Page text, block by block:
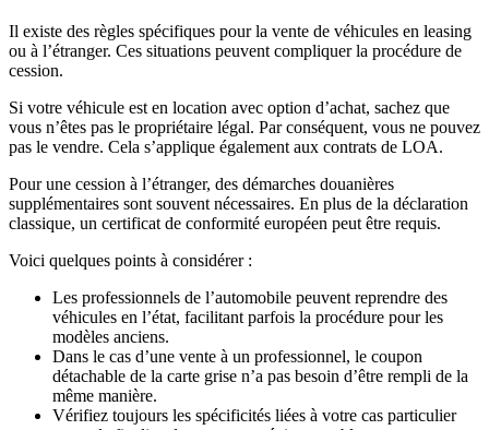
Il existe des règles spécifiques pour la vente de véhicules en leasing
ou à l’étranger. Ces situations peuvent compliquer la procédure de
cession.
Si votre véhicule est en location avec option d’achat, sachez que
vous n’êtes pas le propriétaire légal. Par conséquent, vous ne pouvez
pas le vendre. Cela s’applique également aux contrats de LOA.
Pour une cession à l’étranger, des démarches douanières
supplémentaires sont souvent nécessaires. En plus de la déclaration
classique, un certificat de conformité européen peut être requis.
Voici quelques points à considérer :
Les professionnels de l’automobile peuvent reprendre des
véhicules en l’état, facilitant parfois la procédure pour les
modèles anciens.
Dans le cas d’une vente à un professionnel, le coupon
détachable de la carte grise n’a pas besoin d’être rempli de la
même manière.
Vérifiez toujours les spécificités liées à votre cas particulier